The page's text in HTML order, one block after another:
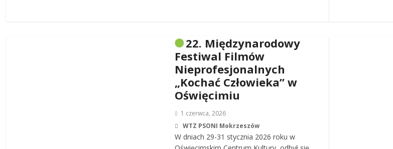
22. Międzynarodowy
Festiwal Filmów
Nieprofesjonalnych
„Kochać Człowieka” w
Oświęcimiu
1 czerwca, 2026
WTZ PSONI Mokrzeszów
W dniach 29-31 stycznia 2026 roku w